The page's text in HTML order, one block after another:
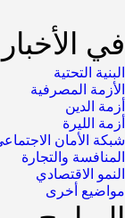
في الأخبار
البنية التحتية
الأزمة المصرفية
أزمة الدين
أزمة الليرة
شبكة الأمان
المنافسة والتجارة
النمو الاقتصادي
مواضيع أخرى